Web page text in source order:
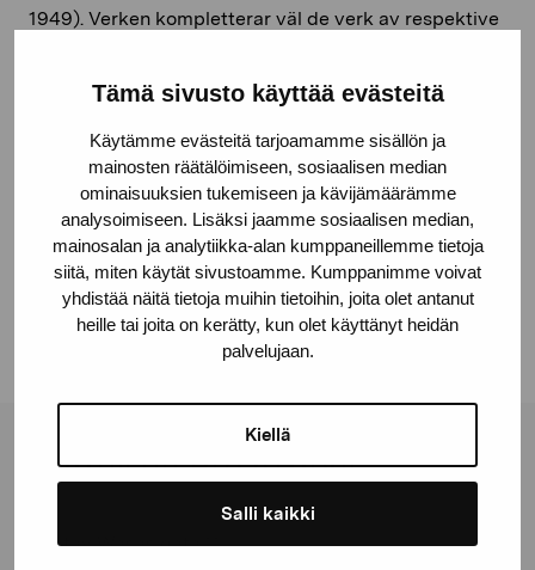
Tämä sivusto käyttää evästeitä
Käytämme evästeitä tarjoamamme sisällön ja
mainosten räätälöimiseen, sosiaalisen median
ominaisuuksien tukemiseen ja kävijämäärämme
analysoimiseen. Lisäksi jaamme sosiaalisen median,
mainosalan ja analytiikka-alan kumppaneillemme tietoja
siitä, miten käytät sivustoamme. Kumppanimme voivat
yhdistää näitä tietoja muihin tietoihin, joita olet antanut
heille tai joita on kerätty, kun olet käyttänyt heidän
palvelujaan.
Kiellä
Salli kaikki
Dela:
Facebook
Linkedin
1949). Verken kompletterar väl de verk av respektive
samlingen. Sammantaget stärker 2023 års förvärv
andelen av både modern och samtida konst i
stiftelsens samling.
Stiftelsen Pro Artibus
Gustav Wasas gata 11